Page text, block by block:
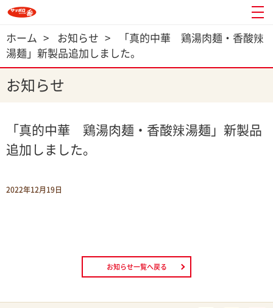
ホーム > お知らせ >
「真的中華 鶏湯肉麺・香酸辣
湯麺」新製品追加しました。
お知らせ
「真的中華 鶏湯肉麺・香酸辣湯麺」新製品
追加しました。
2022年12月19日
お知らせ一覧へ戻る